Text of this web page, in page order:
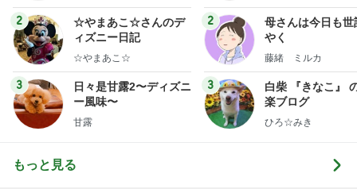
ログ
2
☆やまあこ☆さんのデ
ィズニー日記
☆やまあこ☆
3
日々是甘露2〜ディズニ
ー風味〜
甘露
2
母さんは今日も世
やく
藤緒 ミルカ
3
白柴 『きなこ』
楽ブログ
ひろ☆みき
もっと見る